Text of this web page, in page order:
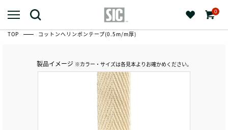
0
TOP コットンへリンボンテープ(0.5m/m厚)
製品イメージ ※カラー・サイズは各見本よりお確かめください。